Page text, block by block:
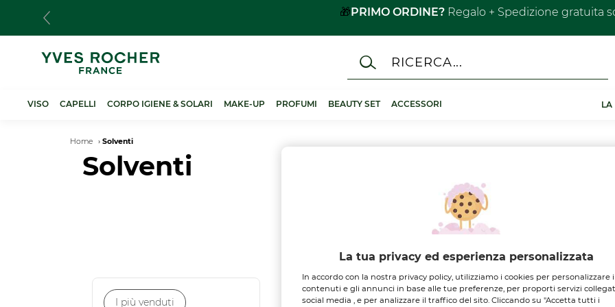
principale
🎁PRIMO ORDINE? Regalo + Spedizione gratuita
VISO CAPELLI CORPO IGIENE & SOLARI MAKE-UP PROFUMI BEAUTY SET ACCESSORI LA
Breadcrumb
Home Solventi
Solventi
I più venduti
NOVITÀ
La tua privacy ed esperienza personalizzata
In accordo con la nostra privacy policy, utilizziamo i cookies per personalizzare i
contenuti e gli annunci in base alle tue preferenze, per proporti servizi
social media , e per analizzare il traffico del sito. Cliccando su "Accetta tutti i